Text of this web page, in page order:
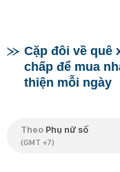
Cặp đôi về quê
chấp để mua
thiện mỗi ngày
Theo Phụ nữ số
(GMT +7)